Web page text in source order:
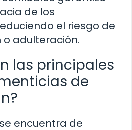
de los
el riesgo de
adulteración.
las principales
de
encuentra de